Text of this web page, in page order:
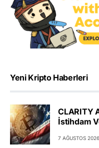
Yeni Kripto Haberleri
CLARITY
İstihdam
7 AĞUSTOS 2026